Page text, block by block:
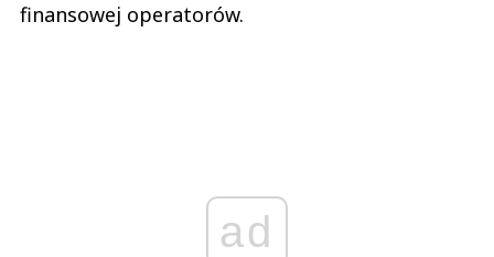
finansowej operatorów.
ad